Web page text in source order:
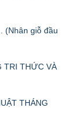
(Nhân giỗ đầu
TRI THỨC VÀ
THÁNG